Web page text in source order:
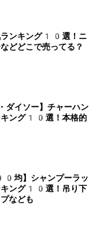
ランキング10選！ニ
どどこで売ってる？
イソー】チャーハン
キング10選！本格的
均】シャンプーラッ
キング10選！吊り下
なども